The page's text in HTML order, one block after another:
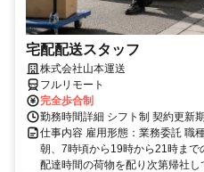
宅配配送スタッフ
株式会社山本運送
フルリモート
完全歩合制
勤務時間詳細 シフト制 契約更新
仕事内容 雇用形態：業務委託 職
朝、7時頃から19時から21時ま
配達時間の荷物を配り次第帰社し